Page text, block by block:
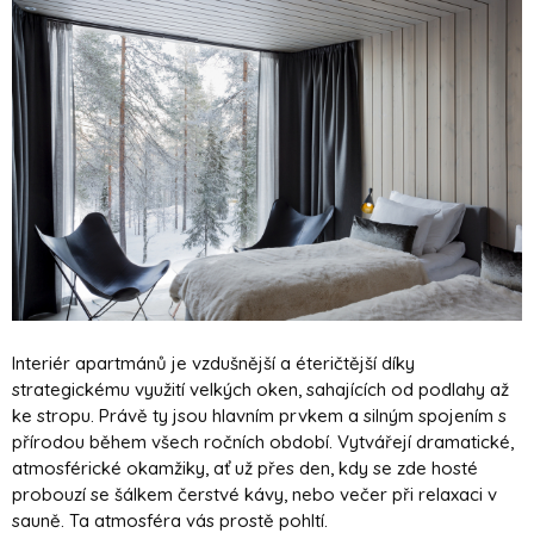
Interiér apartmánů je vzdušnější a éteričtější díky
strategickému využití velkých oken, sahajících od podlahy až
ke stropu. Právě ty jsou hlavním prvkem a silným spojením s
přírodou během všech ročních období. Vytvářejí dramatické,
atmosférické okamžiky, ať už přes den, kdy se zde hosté
probouzí se šálkem čerstvé kávy, nebo večer při relaxaci v
sauně. Ta atmosféra vás prostě pohltí.